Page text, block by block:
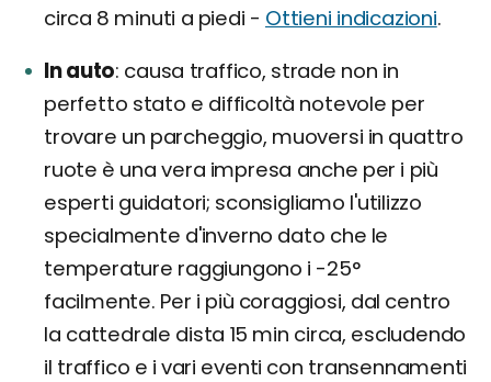
circa 8 minuti a piedi - Ottieni indicazioni.
In auto causa traffico, strade non in
perfetto stato e difficoltà notevole per
trovare un parcheggio, muoversi in quattro
ruote è una vera impresa anche per i più
esperti guidatori; sconsigliamo l'utilizzo
specialmente d'inverno dato che le
temperature raggiungono i -25°
facilmente. Per i più coraggiosi, dal centro
la cattedrale dista 15 min circa, escludendo
il traffico e i vari eventi con transennamenti